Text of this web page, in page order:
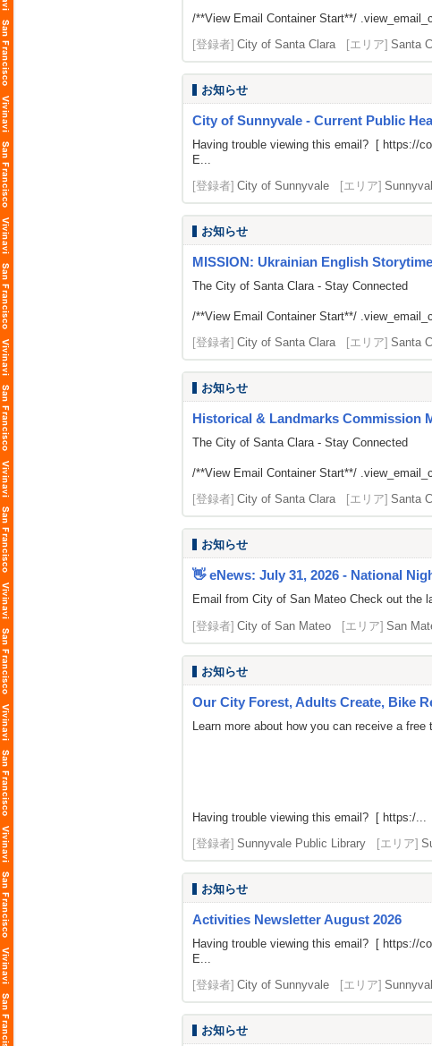
/**View Email Container Start**/
[登録者] City of Santa Clara [エリア] Santa
お知らせ
City of Sunnyvale - Current Public
Having trouble viewing this email? [ https://
E...
[登録者] City of Sunnyvale [エリア]
お知らせ
MISSION: Ukrainian English Storytime
The City of Santa Clara - Stay Connected
/**View Email Container Start**/
[登録者] City of Santa Clara [エリア] Santa
お知らせ
Historical & Landmarks Commission
The City of Santa Clara - Stay Connected
/**View Email Container Start**/
[登録者] City of Santa Clara [エリア] Santa
お知らせ
👋 eNews: July 31, 2026 - National
Email from City of San Mateo Check out the
[登録者] City of San Mateo [エリア] San
お知らせ
Our City Forest, Adults Create, Bike
Learn more about how you can receive a
Having trouble viewing this email? [ https:/...
[登録者] Sunnyvale Public Library [エリア]
お知らせ
Activities Newsletter August 2026
Having trouble viewing this email? [ https://
E...
[登録者] City of Sunnyvale [エリア]
お知らせ